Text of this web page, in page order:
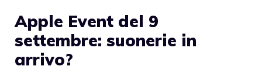
Apple Event del 9
settembre: suonerie in
arrivo?